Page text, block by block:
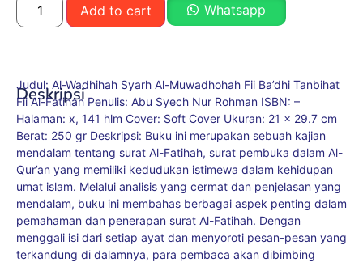
Add to cart Whatsapp
Deskripsi
Judul: Al-Wadhihah Syarh Al-Muwadhohah Fii Ba’dhi Tanbihat
Fii Al-Fatihah Penulis: Abu Syech Nur Rohman ISBN: –
Halaman: x, 141 hlm Cover: Soft Cover Ukuran: 21 x 29.7 cm
Berat: 250 gr Deskripsi: Buku ini merupakan sebuah kajian
mendalam tentang surat Al-Fatihah, surat pembuka dalam Al-
Qur’an yang memiliki kedudukan istimewa dalam kehidupan
umat islam. Melalui analisis yang cermat dan penjelasan yang
mendalam, buku ini membahas berbagai aspek penting dalam
pemahaman dan penerapan surat Al-Fatihah. Dengan
menggali isi dari setiap ayat dan menyoroti pesan-pesan yang
terkandung di dalamnya, para pembaca akan dibimbing